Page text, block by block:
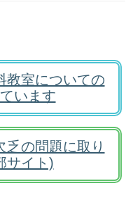
教室についての
います
乏の問題に取り
サイト)